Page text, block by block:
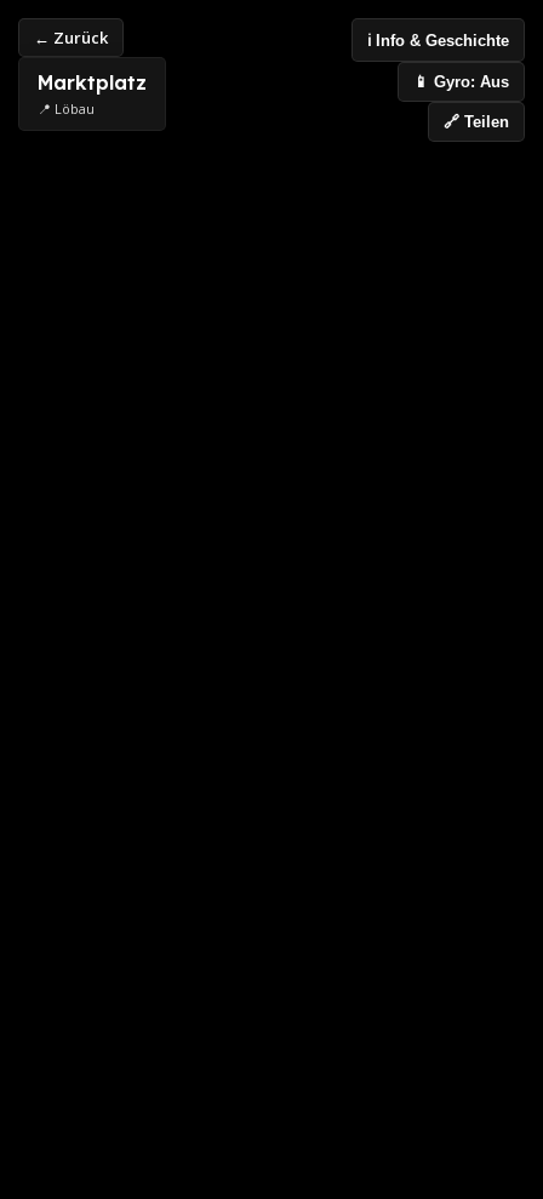
← Zurück
Marktplatz
📍 Löbau
ℹ️ Info & Geschichte
📱 Gyro: Aus
🔗 Teilen